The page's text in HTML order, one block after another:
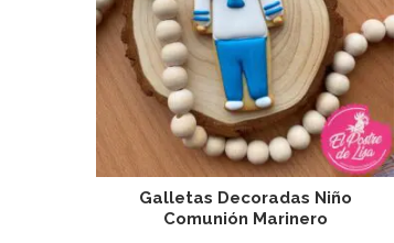
Galletas Decoradas Niño
Comunión Marinero